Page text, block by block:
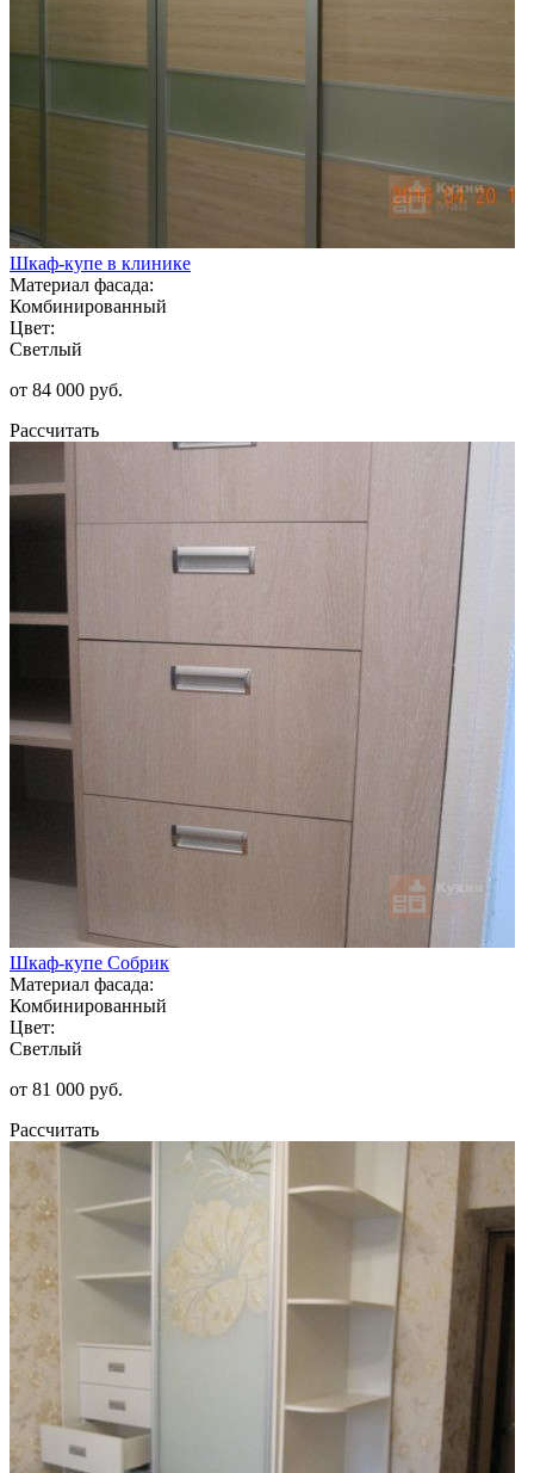
Шкаф-купе в клинике
Материал фасада:
Комбинированный
Цвет:
Светлый
от 84 000 руб.
Рассчитать
Шкаф-купе Собрик
Материал фасада:
Комбинированный
Цвет:
Светлый
от 81 000 руб.
Рассчитать